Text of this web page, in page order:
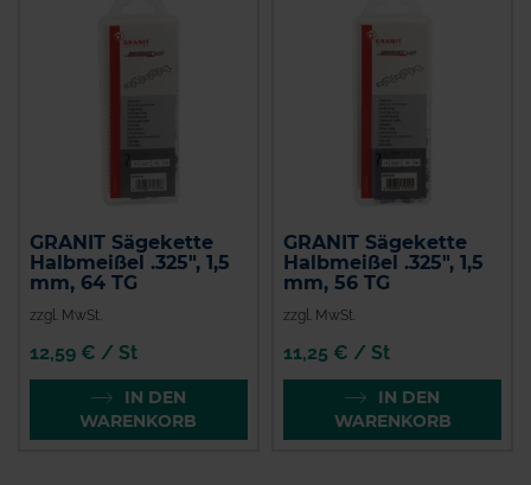
GRANIT Sägekette
Halbmeißel .325", 1,5
mm, 64 TG
zzgl. MwSt.
12,59 € / St
IN DEN
WARENKORB
GRANIT Sägekette
Halbmeißel .325", 1,5
mm, 56 TG
zzgl. MwSt.
11,25 € / St
IN DEN
WARENKORB